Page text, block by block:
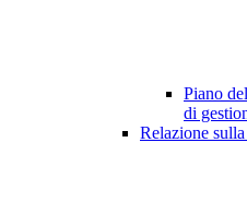
Piano
di
Relazione